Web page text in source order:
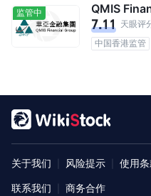
监管中 QMIS
7.11 天眼评
中国香港监管
关于我们 风险提示 使用条
联系我们 商务合作